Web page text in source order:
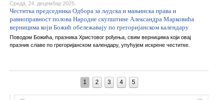
Среда, 24. децембар 2025.
Честитка председника Одбора за људска и мањинска права и
равноправност полова Народне скупштине Александра Марковића
верницима који Божић обележавају по грегоријанском календару
Поводом Божића, празника Христовог рођења, свим верницима који овај
празник славе по грегоријанском календару, упућујем искрене честитке.
1 2 3 4 5